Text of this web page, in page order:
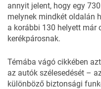
annyit jelent, hogy egy
melynek mindkét oldalán
a korábbi 130 helyett már
kerékpárosnak.
Témába vágó cikkében
az autók szélesedését –
különböző biztonsági